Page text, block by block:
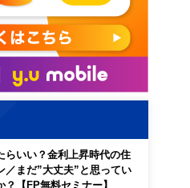
らいい？金利上昇時代の住
／まだ”大丈夫”と思ってい
？【FP無料セミナー】